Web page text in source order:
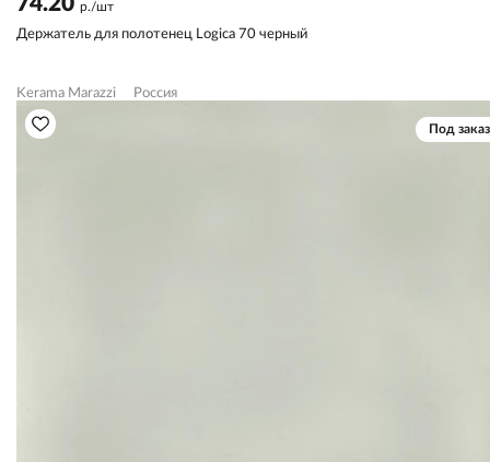
р./шт
Держатель для полотенец Logica 70 черный
Kerama Marazzi Россия
Под заказ